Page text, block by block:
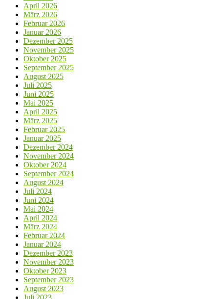
April 2026
März 2026
Februar 2026
Januar 2026
Dezember 2025
November 2025
Oktober 2025
September 2025
August 2025
Juli 2025
Juni 2025
Mai 2025
April 2025
März 2025
Februar 2025
Januar 2025
Dezember 2024
November 2024
Oktober 2024
September 2024
August 2024
Juli 2024
Juni 2024
Mai 2024
April 2024
März 2024
Februar 2024
Januar 2024
Dezember 2023
November 2023
Oktober 2023
September 2023
August 2023
Juli 2023